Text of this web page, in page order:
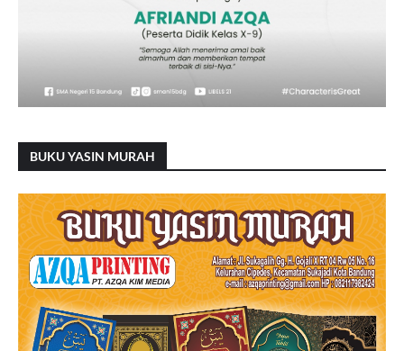
BUKU YASIN MURAH